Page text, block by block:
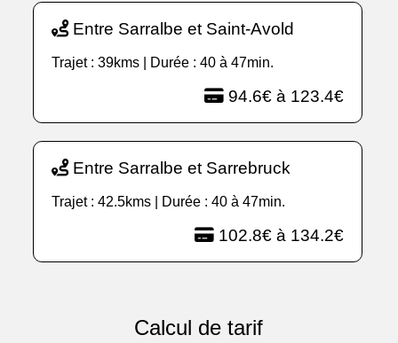
Entre Sarralbe et Saint-Avold
Trajet : 39kms | Durée : 40 à 47min.
94.6€ à 123.4€
Entre Sarralbe et Sarrebruck
Trajet : 42.5kms | Durée : 40 à 47min.
102.8€ à 134.2€
Calcul de tarif